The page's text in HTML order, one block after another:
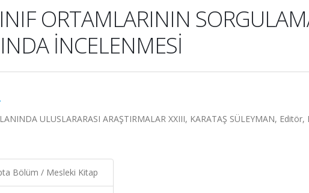
ORTAMLARININ
İNCELENMESİ
ULUSLARARASI ARAŞTIRMALAR XXIII, KARATAŞ SÜLEYMAN,
Bölüm / Mesleki Kitap